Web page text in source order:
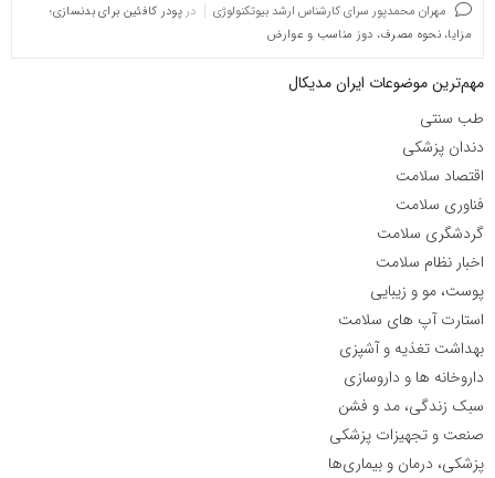
مهران محمدپور سرای کارشناس ارشد بیوتکنولوژی در پودر کافئین برای بدنسازی؛
مزایا، نحوه مصرف، دوز مناسب و عوارض
مهم‌ترین موضوعات ایران مدیکال
طب سنتی
دندان پزشکی
اقتصاد سلامت
فناوری سلامت
گردشگری سلامت
اخبار نظام سلامت
پوست، مو و زیبایی
استارت آپ های سلامت
بهداشت تغذیه و آشپزی
داروخانه ها و داروسازی
سبک زندگی، مد و فشن
صنعت و تجهیزات پزشکی
پزشکی، درمان و بیماری‌ها